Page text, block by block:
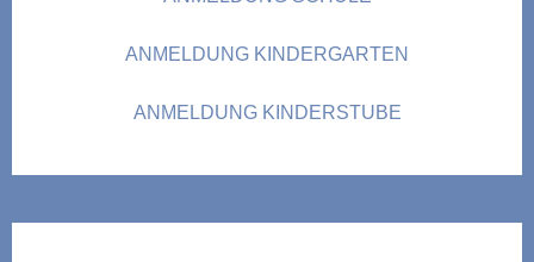
ANMELDUNG KINDERGARTEN
ANMELDUNG KINDERSTUBE